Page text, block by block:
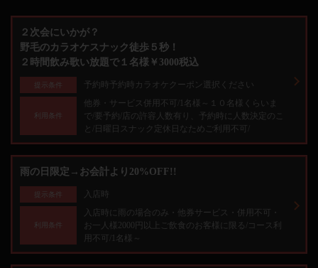
２次会にいかが？
野毛のカラオケスナック徒歩５秒！
２時間飲み歌い放題で１名様￥3000税込
提示条件 予約時予約時カラオケクーポン選択ください
利用条件
他券・サービス併用不可/1名様～１０名様くらいま
で/要予約/店の許容人数有り、予約時に人数決定のこ
と/日曜日スナック定休日なためご利用不可/
雨の日限定→お会計より20%OFF!!
提示条件 入店時
利用条件
入店時に雨の場合のみ・他券サービス・併用不可・
お一人様2000円以上ご飲食のお客様に限る/コース利
用不可/1名様～